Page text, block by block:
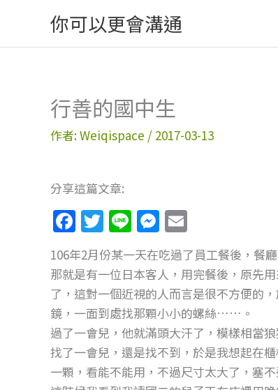
主
你可以更會溝通
行善的國中生
作者:Weiqispace / 2017-03-13
分享這篇文章:
F
a
c
e
b
o
o
k
T
w
itt
er
Li
n
e
M
e
ss
e
n
g
er
m
ai
l
106年2月份某一天在吃過了員工餐後，餐
那就是有一位日本客人，用完餐後，原先
了，這對一個近視的人而言是很不方便的
鏡，一面到處找那顆小小的螺絲……。
過了一會兒，他就滿頭大汗了，模樣相當
找了一會兒，還是找不到，於是我想起在
一顆，看能不能用，不過尺寸太大了，塞